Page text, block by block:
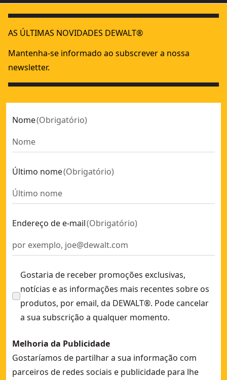
AS ÚLTIMAS NOVIDADES DEWALT®
Mantenha-se informado ao subscrever a nossa
newsletter.
Nome(Obrigatório)
Último nome(Obrigatório)
Endereço de e-mail(Obrigatório)
Gostaria de receber promoções exclusivas,
notícias e as informações mais recentes sobre os
produtos, por email, da DEWALT®. Pode cancelar
a sua subscrição a qualquer momento.
Melhoria da Publicidade
Gostaríamos de partilhar a sua informação com
parceiros de redes sociais e publicidade para lhe